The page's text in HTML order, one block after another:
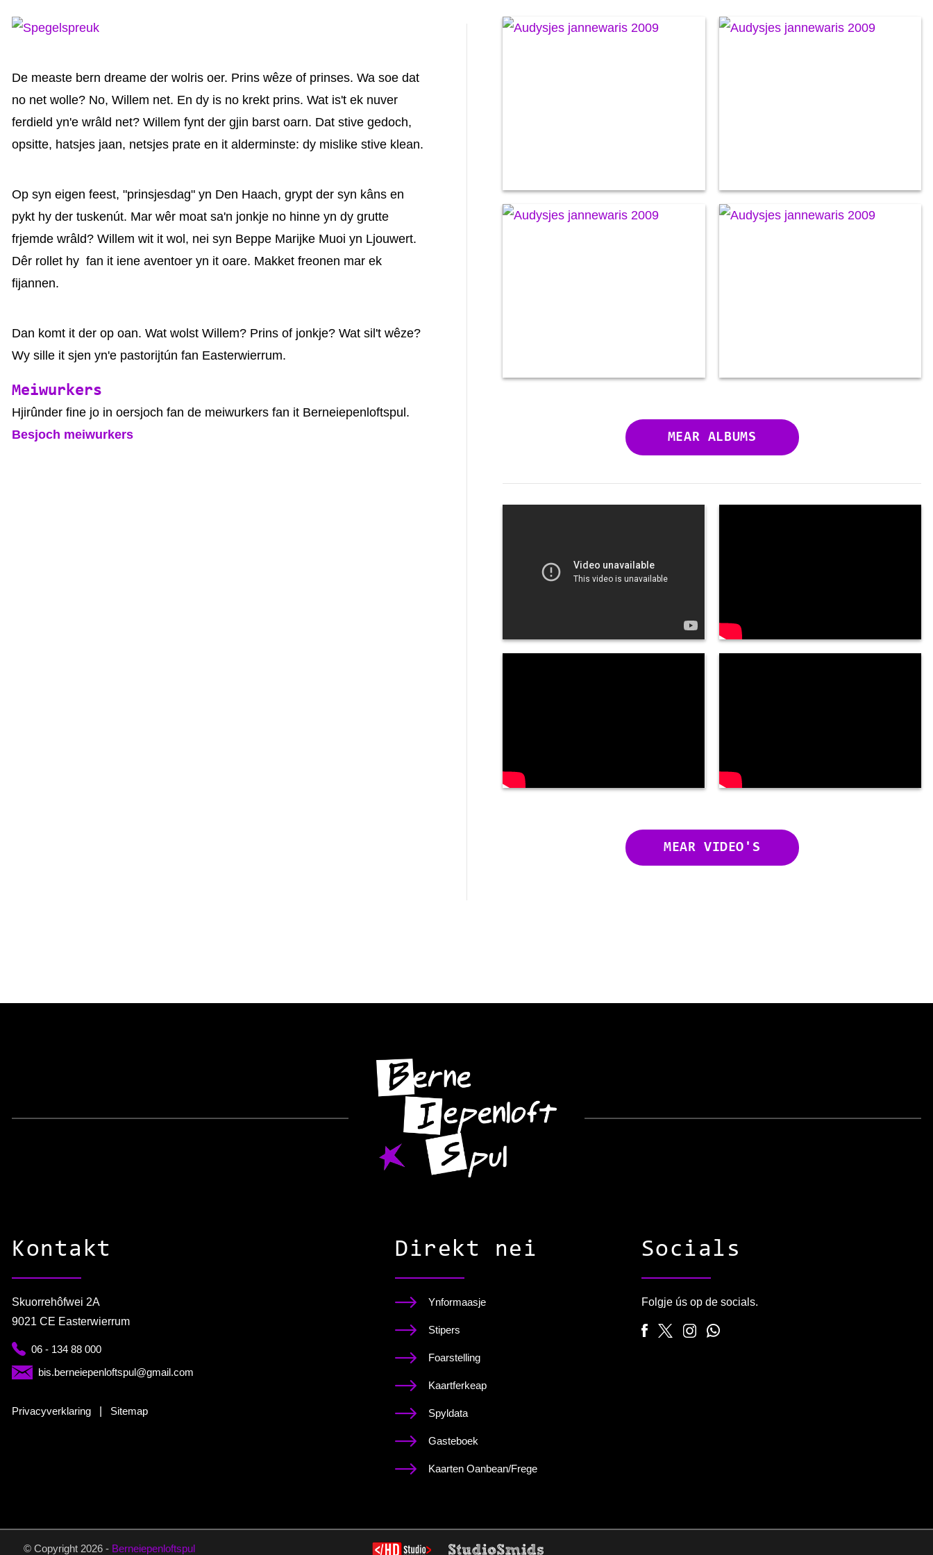
De measte bern dreame der wolris oer. Prins wêze of prinses. Wa soe dat
no net wolle? No, Willem net. En dy is no krekt prins. Wat is't ek nuver
ferdield yn'e wrâld net? Willem fynt der gjin barst oarn. Dat stive gedoch,
opsitte, hatsjes jaan, netsjes prate en it alderminste: dy mislike stive klean.
Op syn eigen feest, "prinsjesdag" yn Den Haach, grypt der syn kâns en
pykt hy der tuskenút. Mar wêr moat sa'n jonkje no hinne yn dy grutte
frjemde wrâld? Willem wit it wol, nei syn Beppe Marijke Muoi yn Ljouwert.
Dêr rollet hy fan it iene aventoer yn it oare. Makket freonen mar ek
fijannen.
Dan komt it der op oan. Wat wolst Willem? Prins of jonkje? Wat sil't wêze?
Wy sille it sjen yn'e pastorijtún fan Easterwierrum.
Meiwurkers
Hjirûnder fine jo in oersjoch fan de meiwurkers fan it Berneiepenloftspul.
Besjoch meiwurkers
MEAR ALBUMS
MEAR VIDEO'S
Kontakt
Skuorrehôfwei 2A
9021 CE Easterwierrum
06 - 134 88 000
bis.berneiepenloftspul@gmail.com
Privacyverklaring Sitemap
Direkt nei
Ynformaasje
Stipers
Foarstelling
Kaartferkeap
Spyldata
Gasteboek
Kaarten Oanbean/Frege
Socials
Folgje ús op de socials.
© Copyright 2026 - Berneiepenloftspul